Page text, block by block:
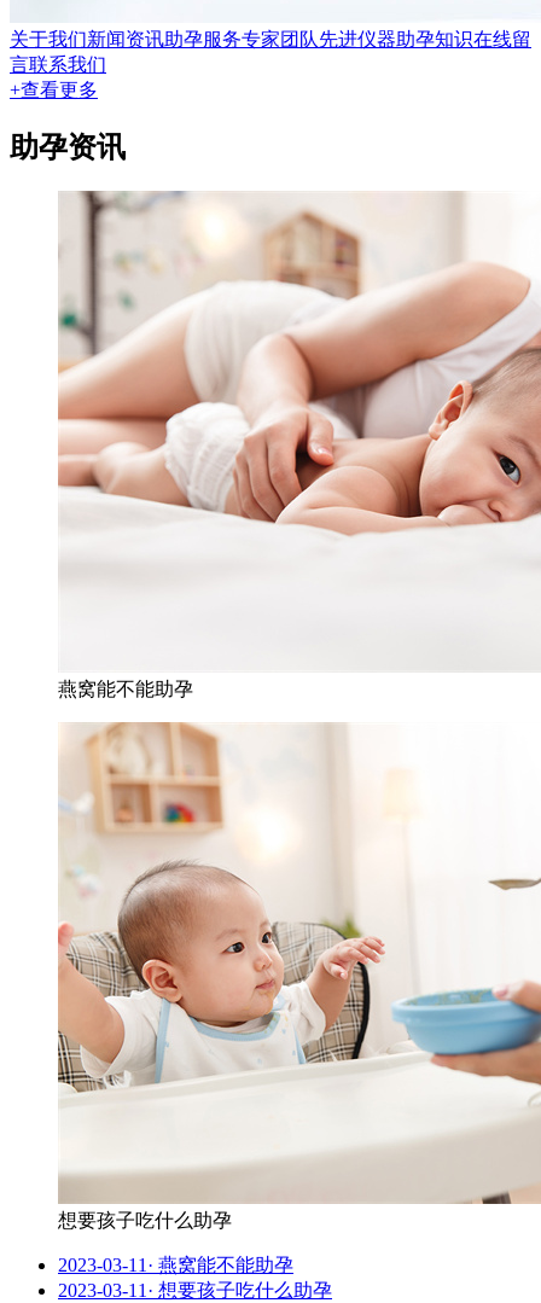
关于我们新闻资讯助孕服务专家团队先进仪器助孕知识在线留
言联系我们
+查看更多
助孕资讯
燕窝能不能助孕
想要孩子吃什么助孕
2023-03-11 · 燕窝能不能助孕
2023-03-11 · 想要孩子吃什么助孕